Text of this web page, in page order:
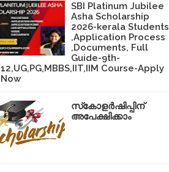
SBI Platinum Jubilee
Asha Scholarship
2026-kerala Students
,Application Process
,Documents, Full
Guide-9th-
12,UG,PG,MBBS,IIT,IIM Course-Apply
Now
സ്‌കോളർഷിപ്പിന്
അപേക്ഷിക്കാം